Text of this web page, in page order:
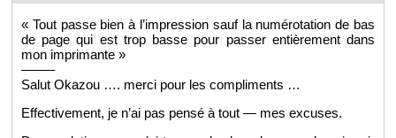
« Tout passe bien à l’im­pres­sion sauf la nu­mé­ro­ta­tion de bas
de page qui est trop basse pour pas­ser en­tiè­re­ment dans
mon im­pri­mante »
——–
Salut Oka­zou …. merci pour les com­pli­ments …
Ef­fec­ti­ve­ment, je n’ai pas pensé à tout — mes ex­cuses.